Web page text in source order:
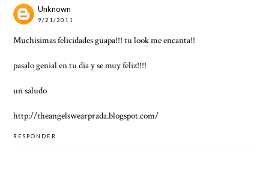
Unknown
9/21/2011
Muchisimas felicidades guapa!!! tu look me encanta!!
pasalo genial en tu dia y se muy feliz!!!!
un saludo
http://theangelswearprada.blogspot.com/
RESPONDER